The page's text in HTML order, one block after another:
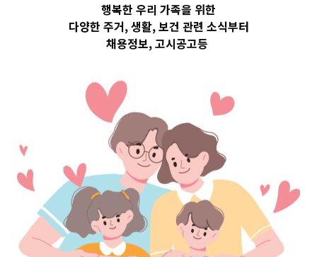
경기도안양시
Top 3 및 주간 소
식 – 20230814
2023-08-14
readybaby-admin
행복한 우리 가족을 위한
다양한 주거, 생활, 보건 관련 소식부터
채용정보, 고시공고등